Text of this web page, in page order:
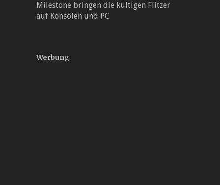
Milestone bringen die kultigen Flitzer
auf Konsolen und PC
Werbung